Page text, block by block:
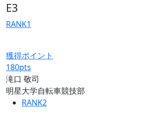
E3
RANK1
獲得ポイント
180pts
滝口 敬司
明星大学自転車競技部
RANK2